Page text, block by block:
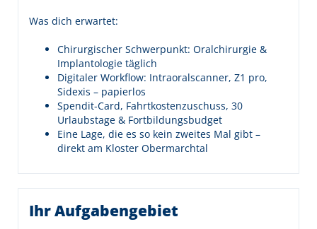
Was dich erwartet:
Chirurgischer Schwerpunkt: Oralchirurgie &
Implantologie täglich
Digitaler Workflow: Intraoralscanner, Z1 pro,
Sidexis – papierlos
Spendit-Card, Fahrtkostenzuschuss, 30
Urlaubstage & Fortbildungsbudget
Eine Lage, die es so kein zweites Mal gibt –
direkt am Kloster Obermarchtal
Ihr Aufgabengebiet